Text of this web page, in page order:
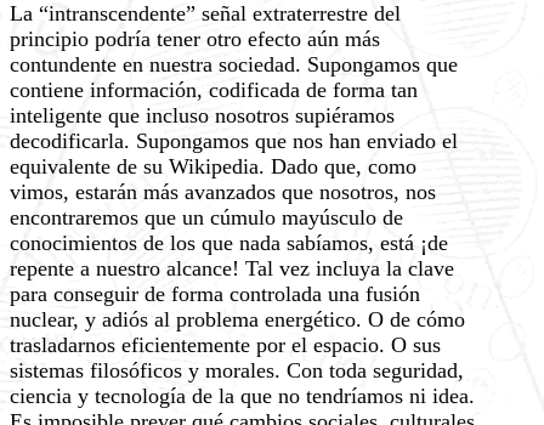
La “intranscendente” señal extraterrestre del
principio podría tener otro efecto aún más
contundente en nuestra sociedad. Supongamos que
contiene información, codificada de forma tan
inteligente que incluso nosotros supiéramos
decodificarla. Supongamos que nos han enviado el
equivalente de su Wikipedia. Dado que, como
vimos, estarán más avanzados que nosotros, nos
encontraremos que un cúmulo mayúsculo de
conocimientos de los que nada sabíamos, está ¡de
repente a nuestro alcance! Tal vez incluya la clave
para conseguir de forma controlada una fusión
nuclear, y adiós al problema energético. O de cómo
trasladarnos eficientemente por el espacio. O sus
sistemas filosóficos y morales. Con toda seguridad,
ciencia y tecnología de la que no tendríamos ni idea.